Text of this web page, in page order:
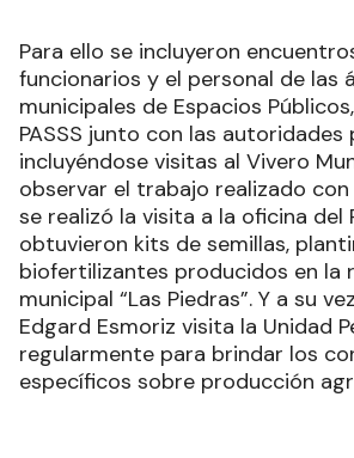
Para ello se incluyeron
funcionarios y el personal de las
municipales de Espacios
PASSS junto con las autoridades
incluyéndose visitas al Vivero
observar el trabajo realizado
se realizó la visita a la oficina del
obtuvieron kits de semillas,
biofertilizantes producidos en la
municipal “Las Piedras”. Y a su
Edgard Esmoriz visita la Unidad
regularmente para brindar los
específicos sobre producción